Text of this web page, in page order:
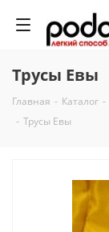
Трусы Евы
Главная - Каталог -
- Трусы Евы